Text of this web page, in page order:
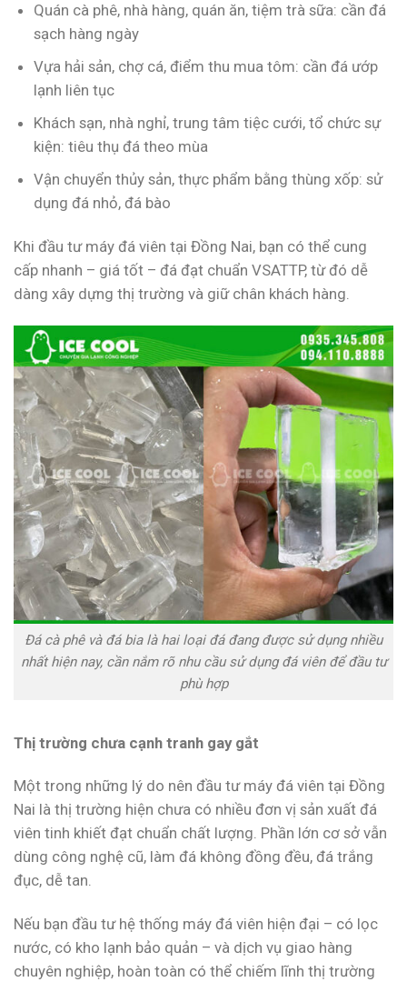
Quán cà phê, nhà hàng, quán ăn, tiệm trà sữa: cần đá
sạch hàng ngày
Vựa hải sản, chợ cá, điểm thu mua tôm: cần đá ướp
lạnh liên tục
Khách sạn, nhà nghỉ, trung tâm tiệc cưới, tổ chức sự
kiện: tiêu thụ đá theo mùa
Vận chuyển thủy sản, thực phẩm bằng thùng xốp: sử
dụng đá nhỏ, đá bào
Khi đầu tư máy đá viên tại Đồng Nai, bạn có thể cung
cấp nhanh – giá tốt – đá đạt chuẩn VSATTP, từ đó dễ
dàng xây dựng thị trường và giữ chân khách hàng.
Đá cà phê và đá bia là hai loại đá đang được sử dụng nhiều
nhất hiện nay, cần nắm rõ nhu cầu sử dụng đá viên để đầu tư
phù hợp
Thị trường chưa cạnh tranh gay gắt
Một trong những lý do nên đầu tư máy đá viên tại Đồng
Nai là thị trường hiện chưa có nhiều đơn vị sản xuất đá
viên tinh khiết đạt chuẩn chất lượng. Phần lớn cơ sở vẫn
dùng công nghệ cũ, làm đá không đồng đều, đá trắng
đục, dễ tan.
Nếu bạn đầu tư hệ thống máy đá viên hiện đại – có lọc
nước, có kho lạnh bảo quản – và dịch vụ giao hàng
chuyên nghiệp, hoàn toàn có thể chiếm lĩnh thị trường